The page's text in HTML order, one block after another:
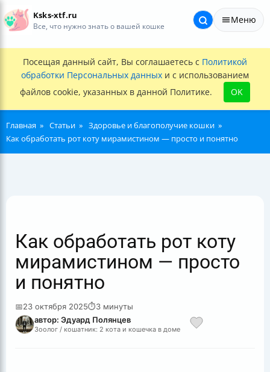
Ksks-xtf.ru
Все, что нужно знать о вашей кошке
Меню
Посещая данный сайт, Вы соглашаетесь с Политикой
обработки Персональных данных и с использованием
файлов cookie, указанных в данной Политике.
OK
Главная Статьи
Здоровье и благополучие кошки
Как обработать рот коту мирамистином — просто и понятно
Как обработать рот коту
мирамистином — просто
и понятно
📅23 октября 2025⏱3 минуты
автор: Эдуард Полянцев
Зоолог / кошатник: 2 кота и кошечка в доме